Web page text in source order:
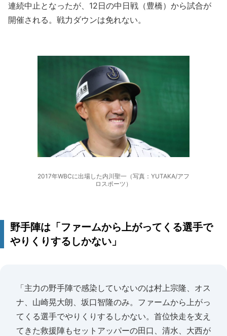
連続中止となったが、12日の中日戦（豊橋）から試合が
開催される。戦力ダウンは免れない。
2017年WBCに出場した内川聖一（写真：YUTAKA/アフ
ロスポーツ）
野手陣は「ファームから上がってくる選手で
やりくりするしかない」
「主力の野手陣で感染していないのは村上宗隆、オス
ナ、山崎晃大朗、坂口智隆のみ。ファームから上がっ
てくる選手でやりくりするしかない。首位快走を支え
てきた救援陣もセットアッパーの田口、清水、大西が